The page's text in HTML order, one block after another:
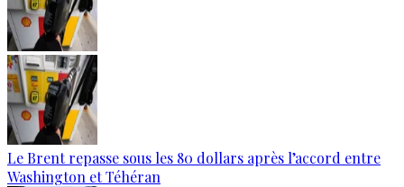
Le Brent repasse sous les 80 dollars après l’accord entre
Washington et Téhéran